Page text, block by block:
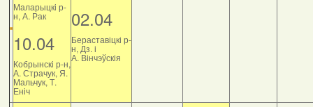
Маларыцкі р-
н, А. Рак
10.04
Кобрынскі р-н,
А. Страчук, Я.
Мальчук, Т.
Еніч
02.04
Бераставіцкі р-
н, Дз. і
А. Вінчэўскія